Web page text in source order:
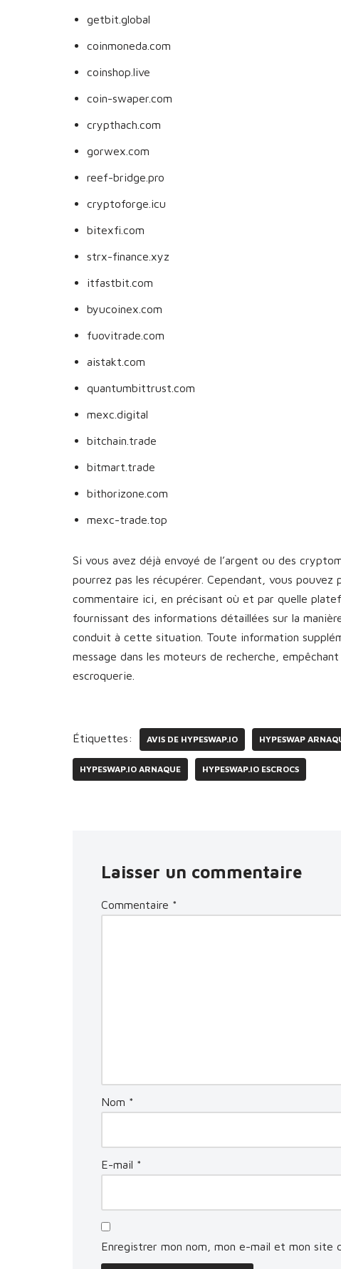
getbit.global
coinmoneda.com
coinshop.live
coin-swaper.com
crypthach.com
gorwex.com
reef-bridge.pro
cryptoforge.icu
bitexfi.com
strx-finance.xyz
itfastbit.com
byucoinex.com
fuovitrade.com
aistakt.com
quantumbittrust.com
mexc.digital
bitchain.trade
bitmart.trade
bithorizone.com
mexc-trade.top
Si vous avez déjà envoyé de l’argent ou des
pourrez pas les récupérer. Cependant, vous
commentaire ici, en précisant où et par quelle
fournissant des informations détaillées sur la
conduit à cette situation. Toute information
message dans les moteurs de recherche,
escroquerie.
Étiquettes: AVIS DE HYPESWAP.IO HYPESWAP
HYPESWAP.IO ARNAQUE HYPESWAP.IO ESCROCS
Laisser un commentaire
Commentaire *
Nom *
E-mail *
Enregistrer mon nom, mon e-mail et mon site